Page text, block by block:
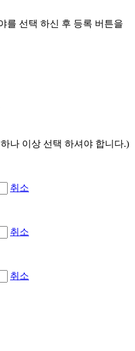
를 선택 하신 후 등록 버튼을
나 이상 선택 하셔야 합니다.)
취소
취소
취소